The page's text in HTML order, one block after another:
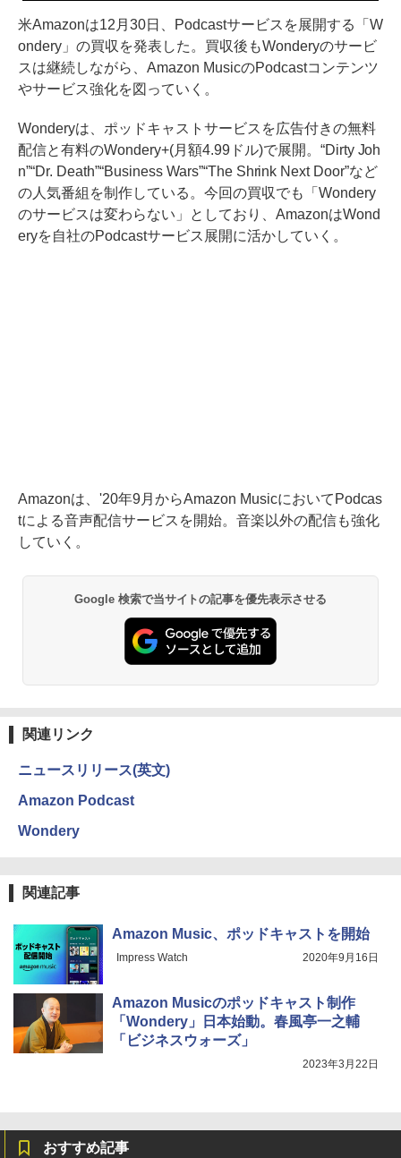
米Amazonは12月30日、Podcastサービスを展開する「W
ondery」の買収を発表した。買収後もWonderyのサービ
スは継続しながら、Amazon MusicのPodcastコンテンツ
やサービス強化を図っていく。
Wonderyは、ポッドキャストサービスを広告付きの無料
配信と有料のWondery+(月額4.99ドル)で展開。“Dirty Joh
n”“Dr. Death”“Business Wars”“The Shrink Next Door”など
の人気番組を制作している。今回の買収でも「Wondery
のサービスは変わらない」としており、AmazonはWond
eryを自社のPodcastサービス展開に活かしていく。
Amazonは、'20年9月からAmazon MusicにおいてPodcas
tによる音声配信サービスを開始。音楽以外の配信も強化
していく。
Google 検索で当サイトの記事を優先表示させる
関連リンク
ニュースリリース(英文)
Amazon Podcast
Wondery
関連記事
Amazon Music、ポッドキャストを開始
Impress Watch 2020年9月16日
Amazon Musicのポッドキャスト制作
「Wondery」日本始動。春風亭一之輔
「ビジネスウォーズ」
2023年3月22日
おすすめ記事